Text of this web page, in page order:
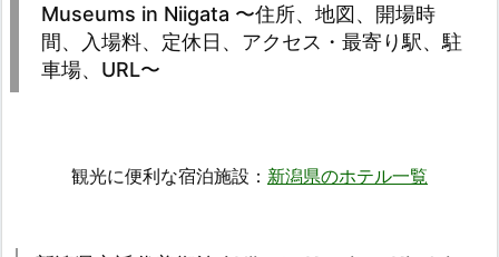
Museums in Niigata 〜住所、地図、開場時
間、入場料、定休日、アクセス・最寄り駅、駐
車場、URL〜
観光に便利な宿泊施設： 新潟県のホテル一覧